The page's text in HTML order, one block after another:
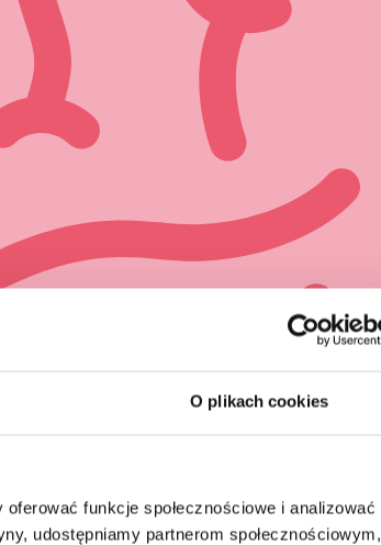
O plikach cookies
funkcje społecznościowe i analizować
udostępniamy partnerom społecznościowym,